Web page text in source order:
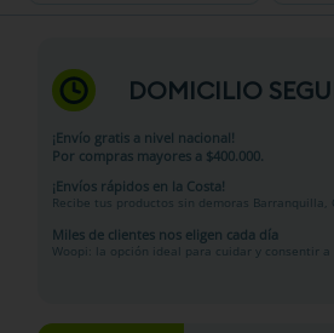
DOMICILIO
¡Envío gratis a nivel nacional!
Por compras mayores a $400.000.
¡Envíos rápidos en la Costa!
Recibe tus productos sin demoras Barranquilla,
Miles de clientes nos eligen cada día
Woopi: la opción ideal para cuidar y consentir a